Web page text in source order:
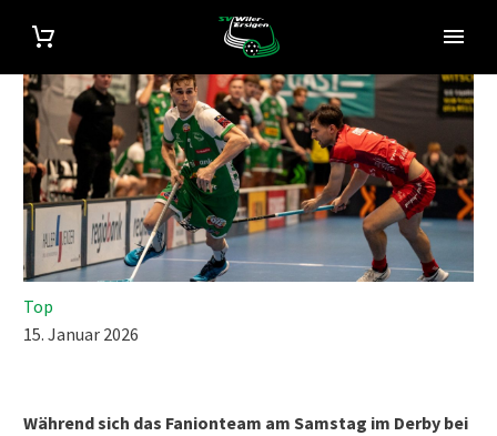
Top
15. Januar 2026
Während sich das Fanionteam am Samstag im Derby bei